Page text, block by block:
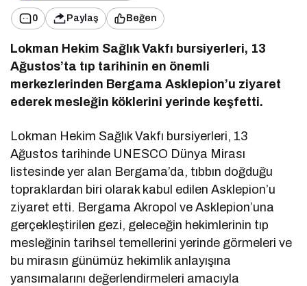
0 Paylaş Beğen
Lokman Hekim Sağlık Vakfı bursiyerleri, 13
Ağustos’ta tıp tarihinin en önemli
merkezlerinden Bergama Asklepion’u ziyaret
ederek mesleğin köklerini yerinde keşfetti.
Lokman Hekim Sağlık Vakfı bursiyerleri, 13
Ağustos tarihinde UNESCO Dünya Mirası
listesinde yer alan Bergama’da, tıbbın doğduğu
topraklardan biri olarak kabul edilen Asklepion’u
ziyaret etti. Bergama Akropol ve Asklepion’una
gerçekleştirilen gezi, geleceğin hekimlerinin tıp
mesleğinin tarihsel temellerini yerinde görmeleri ve
bu mirasın günümüz hekimlik anlayışına
yansımalarını değerlendirmeleri amacıyla